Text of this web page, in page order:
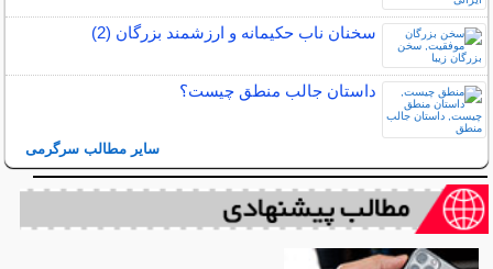
سخنان ناب حکیمانه و ارزشمند بزرگان (2)
داستان جالب منطق چیست؟
سایر مطالب سرگرمی